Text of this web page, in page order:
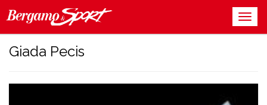
Giada Pecis